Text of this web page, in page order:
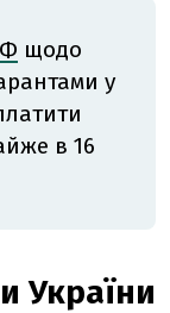
щодо
у
в 16
України